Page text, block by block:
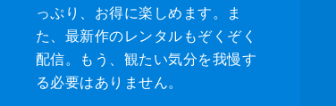
っぷり、お得に楽しめます。ま
た、最新作のレンタルもぞくぞく
配信。もう、観たい気分を我慢す
る必要はありません。